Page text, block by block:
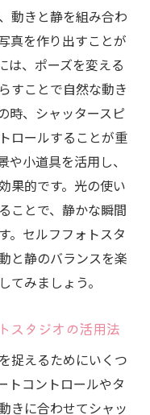
動きと静を組み合わ
真を作り出すことが
は、ポーズを変える
すことで自然な動き
時、シャッタースピ
ロールすることが重
小道具を活用し、
果的です。光の使い
ことで、静かな瞬間
。セルフフォトスタ
と静のバランスを楽
てみましょう。
スタジオの活用法
捉えるためにいくつ
トコントロールやタ
きに合わせてシャッ